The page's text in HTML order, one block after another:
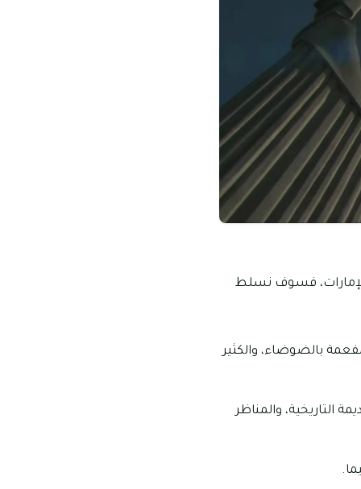
فسوف نسلط
بالضوضاء، والكثير
التاريخية، والمناظر